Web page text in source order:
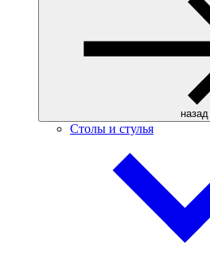
назад
Столы и стулья